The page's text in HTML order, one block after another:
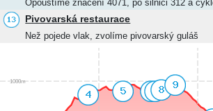
Opouštíme značení 4071, po silnici 312 a
Pivovarská restaurace
Než pojede vlak, zvolíme pivovarský guláš
1000m